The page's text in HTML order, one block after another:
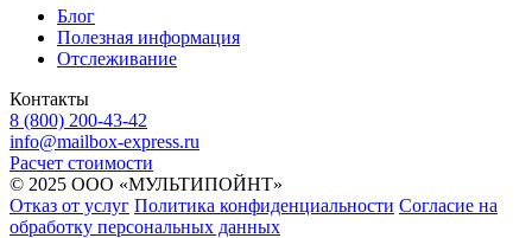
Блог
Полезная информация
Отслеживание
Контакты
8 (800) 200-43-42
info@mailbox-express.ru
Расчет стоимости
© 2025 ООО «МУЛЬТИПОЙНТ»
Отказ от услуг Политика конфиденциальности Согласие на
обработку персональных данных